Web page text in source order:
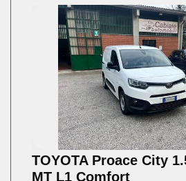
TOYOTA Proace City
MT L1 Comfort